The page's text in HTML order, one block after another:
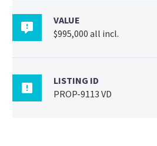

VALUE
$995,000 all incl.

LISTING ID
PROP-9113 VD